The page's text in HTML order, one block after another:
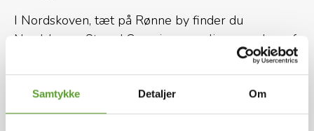
Samtykke Detaljer Om
I Nordskoven, tæt på Rønne by finder du
Nordskoven Strand Camping, som ligger ved en af
de bedste badestrande på Bornholm. Den
hyggelige Nordskov strækker sig op langs
vestkysten med flotte søer og unikke landskaber
langs stranden. Imellem de store træer kan du
Kort og kontaktinfo Hele beskrivelsen